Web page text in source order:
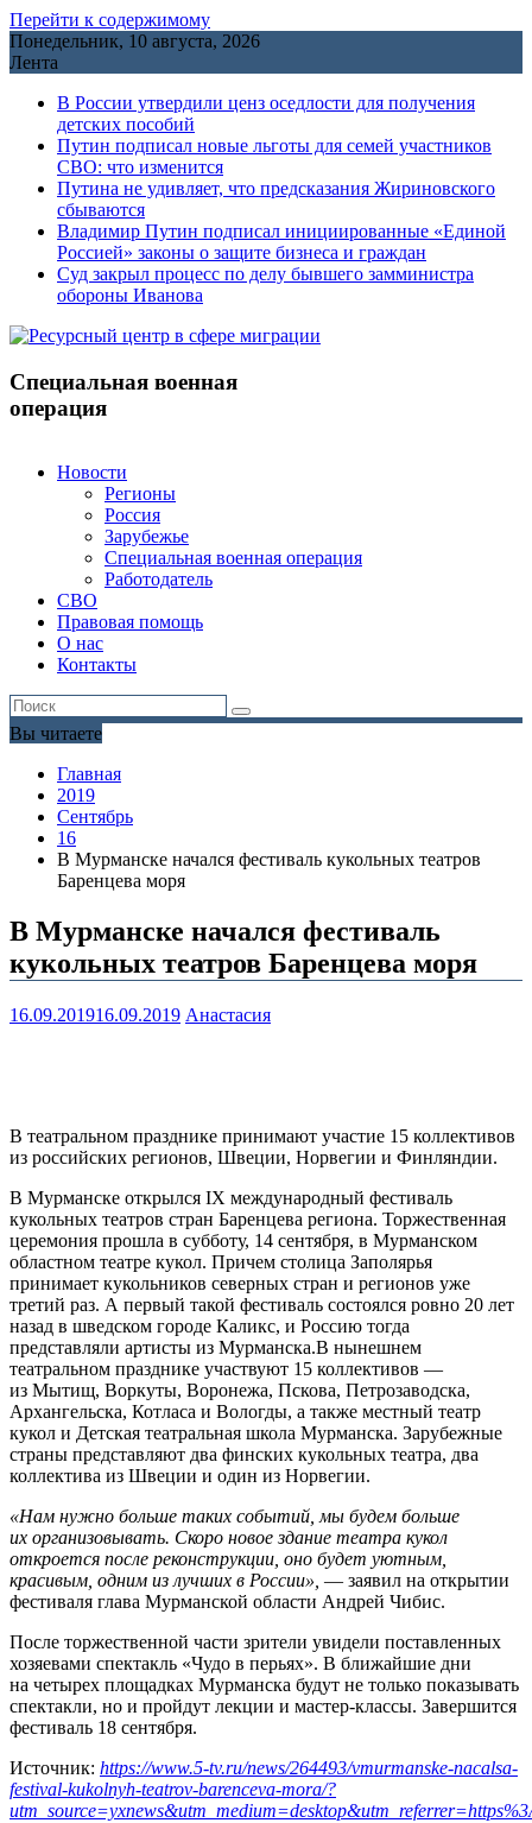
Перейти к содержимому
Понедельник, 10 августа, 2026
Лента
В России утвердили ценз оседлости для получения
детских пособий
Путин подписал новые льготы для семей участников
СВО: что изменится
Путина не удивляет, что предсказания Жириновского
сбываются
Владимир Путин подписал инициированные «Единой
Россией» законы о защите бизнеса и граждан
Cуд закрыл процесс по делу бывшего замминистра
обороны Иванова
Специальная военная
операция
Новости
Регионы
Россия
Зарубежье
Специальная военная операция
Работодатель
СВО
Правовая помощь
О нас
Контакты
Вы читаете
Главная
2019
Сентябрь
16
В Мурманске начался фестиваль кукольных театров
Баренцева моря
В Мурманске начался фестиваль
кукольных театров Баренцева моря
16.09.201916.09.2019 Анастасия
В театральном празднике принимают участие 15 коллективов
из российских регионов, Швеции, Норвегии и Финляндии.
В Мурманске открылся IX международный фестиваль
кукольных театров стран Баренцева региона. Торжественная
церемония прошла в субботу, 14 сентября, в Мурманском
областном театре кукол. Причем столица Заполярья
принимает кукольников северных стран и регионов уже
третий раз. А первый такой фестиваль состоялся ровно 20 лет
назад в шведском городе Каликс, и Россию тогда
представляли артисты из Мурманска.В нынешнем
театральном празднике участвуют 15 коллективов —
из Мытищ, Воркуты, Воронежа, Пскова, Петрозаводска,
Архангельска, Котласа и Вологды, а также местный театр
кукол и Детская театральная школа Мурманска. Зарубежные
страны представляют два финских кукольных театра, два
коллектива из Швеции и один из Норвегии.
«Нам нужно больше таких событий, мы будем больше
их организовывать. Скоро новое здание театра кукол
откроется после реконструкции, оно будет уютным,
красивым, одним из лучших в России», — заявил на открытии
фестиваля глава Мурманской области Андрей Чибис.
После торжественной части зрители увидели поставленных
хозяевами спектакль «Чудо в перьях». В ближайшие дни
на четырех площадках Мурманска будут не только показывать
спектакли, но и пройдут лекции и мастер-классы. Завершится
фестиваль 18 сентября.
Источник: https://www.5-tv.ru/news/264493/vmurmanske-nacalsa-
festival-kukolnyh-teatrov-barenceva-mora/?